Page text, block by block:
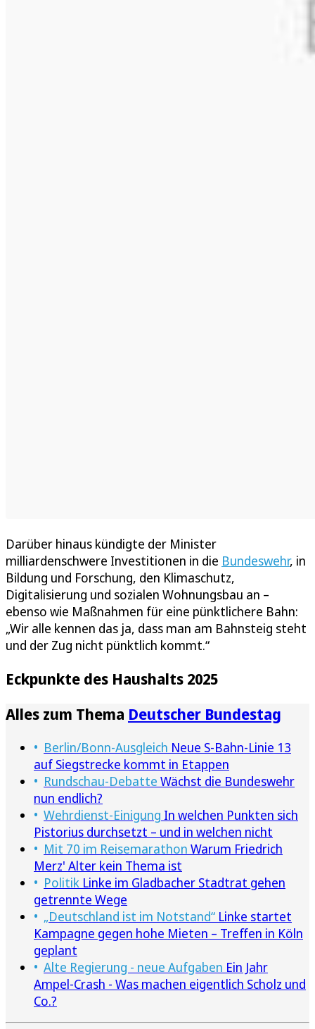
Darüber hinaus kündigte der Minister
milliardenschwere Investitionen in die Bundeswehr, in
Bildung und Forschung, den Klimaschutz,
Digitalisierung und sozialen Wohnungsbau an –
ebenso wie Maßnahmen für eine pünktlichere Bahn:
„Wir alle kennen das ja, dass man am Bahnsteig steht
und der Zug nicht pünktlich kommt.“
Eckpunkte des Haushalts 2025
Alles zum Thema Deutscher Bundestag
Berlin/Bonn-Ausgleich Neue S-Bahn-Linie 13
auf Siegstrecke kommt in Etappen
Rundschau-Debatte Wächst die Bundeswehr
nun endlich?
Wehrdienst-Einigung In welchen Punkten sich
Pistorius durchsetzt – und in welchen nicht
Mit 70 im Reisemarathon Warum Friedrich
Merz' Alter kein Thema ist
Politik Linke im Gladbacher Stadtrat gehen
getrennte Wege
„Deutschland ist im Notstand“ Linke startet
Kampagne gegen hohe Mieten – Treffen in Köln
geplant
Alte Regierung - neue Aufgaben Ein Jahr
Ampel-Crash - Was machen eigentlich Scholz und
Co.?